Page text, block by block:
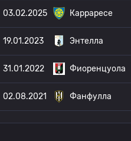
03.02.2025 Карраресе
19.01.2023 Энтелла
31.01.2022 Фиоренцуола
02.08.2021 Фанфулла